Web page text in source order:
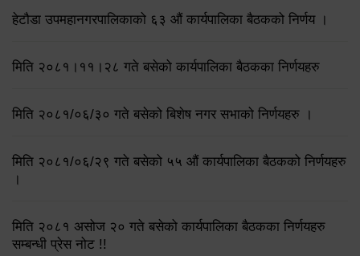
हेटौडा उपमहानगरपालिकाको ६३ औं कार्यपालिका बैठकको निर्णय ।
मिति २०८१।११।२८ गते बसेको कार्यपालिका बैठकका निर्णयहरु
मिति २०८१/०६/३० गते बसेको बिशेष नगर सभाको निर्णयहरु ।
मिति २०८१/०६/२९ गते बसेको ५५ औं कार्यपालिका बैठकको निर्णयहरु
।
मिति २०८१ असोज २० गते बसेको कार्यपालिका बैठकका निर्णयहरु
सम्बन्धी प्रेस नोट !!